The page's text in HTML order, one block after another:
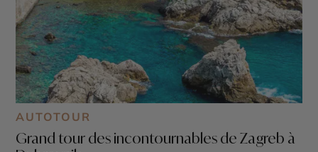
AUTOTOUR
Grand tour des incontournables de Zagreb à